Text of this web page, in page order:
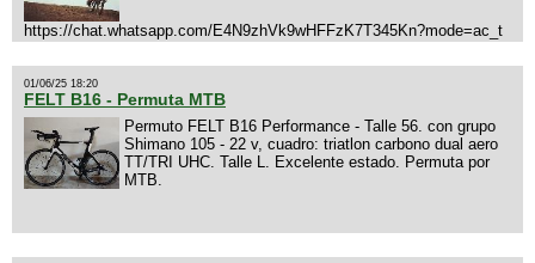
https://chat.whatsapp.com/E4N9zhVk9wHFFzK7T345Kn?mode=ac_t
01/06/25 18:20
FELT B16 - Permuta MTB
Permuto FELT B16 Performance - Talle 56. con grupo
Shimano 105 - 22 v, cuadro: triatlon carbono dual aero
TT/TRI UHC. Talle L. Excelente estado. Permuta por
MTB.